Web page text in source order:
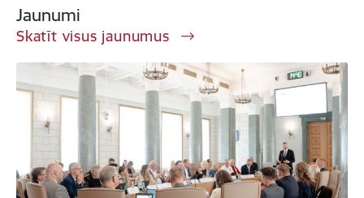
Jaunumi
Skatīt visus jaunumus